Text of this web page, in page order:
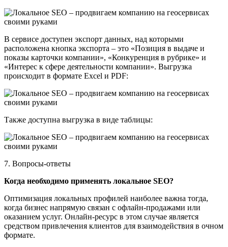
В сервисе доступен экспорт данных, над которыми
расположена кнопка экспорта – это «Позиция в выдаче и
показы карточки компании», «Конкуренция в рубрике» и
«Интерес к сфере деятельности компании». Выгрузка
происходит в формате Excel и PDF:
Также доступна выгрузка в виде таблицы:
7. Вопросы-ответы
Когда необходимо применять локальное SEO?
Оптимизация локальных профилей наиболее важна тогда,
когда бизнес напрямую связан с офлайн-продажами или
оказанием услуг. Онлайн-ресурс в этом случае является
средством привлечения клиентов для взаимодействия в очном
формате.